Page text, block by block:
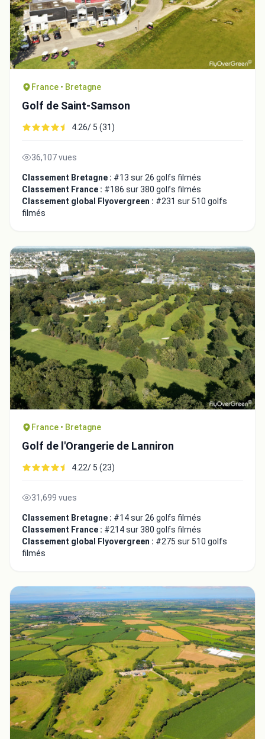
France • Bretagne
Golf de Saint-Samson
4.26/ 5 (31)
36,107 vues
Classement Bretagne : #13 sur 26 golfs filmés
Classement France : #186 sur 380 golfs filmés
Classement global Flyovergreen : #231 sur 510 golfs
filmés
France • Bretagne
Golf de l'Orangerie de Lanniron
4.22/ 5 (23)
31,699 vues
Classement Bretagne : #14 sur 26 golfs filmés
Classement France : #214 sur 380 golfs filmés
Classement global Flyovergreen : #275 sur 510 golfs
filmés